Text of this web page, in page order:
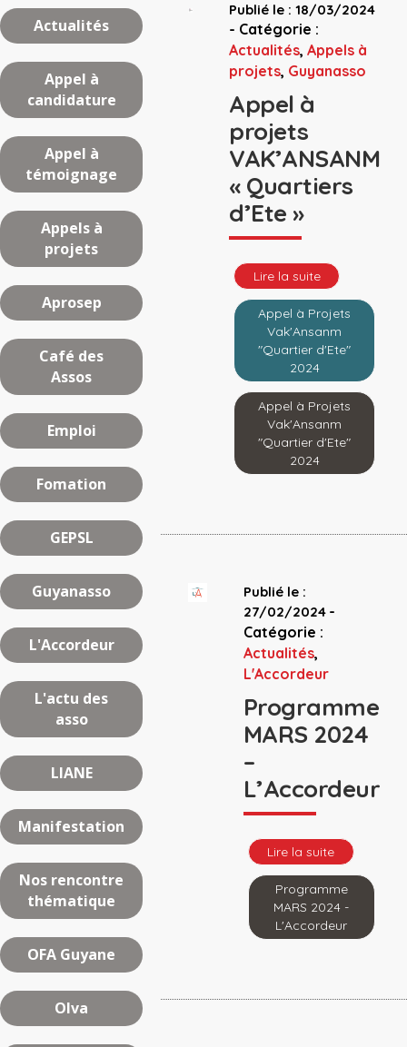
Actualités
Appel à
candidature
Appel à
témoignage
Appels à
projets
Aprosep
Café des
Assos
Emploi
Fomation
GEPSL
Guyanasso
L'Accordeur
L'actu des
asso
LIANE
Manifestation
Nos rencontre
thématique
OFA Guyane
Olva
Publié le : 18/03/2024
- Catégorie :
Actualités,Appels à
projets, Guyanasso
Appel à
projets
VAK’ANSANM
« Quartiers
d’Ete »
Lire la suite
Appel à Projets
Vak'Ansanm
"Quartier d'Ete"
2024
Appel à Projets
Vak'Ansanm
"Quartier d'Ete"
2024
Publié le :
27/02/2024 -
Catégorie :
Actualités,
L'Accordeur
Programme
MARS 2024
–
L’Accordeur
Lire la suite
Programme
MARS 2024 -
L'Accordeur